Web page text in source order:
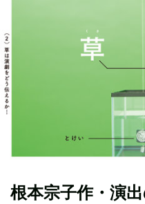
根本宗子作・演